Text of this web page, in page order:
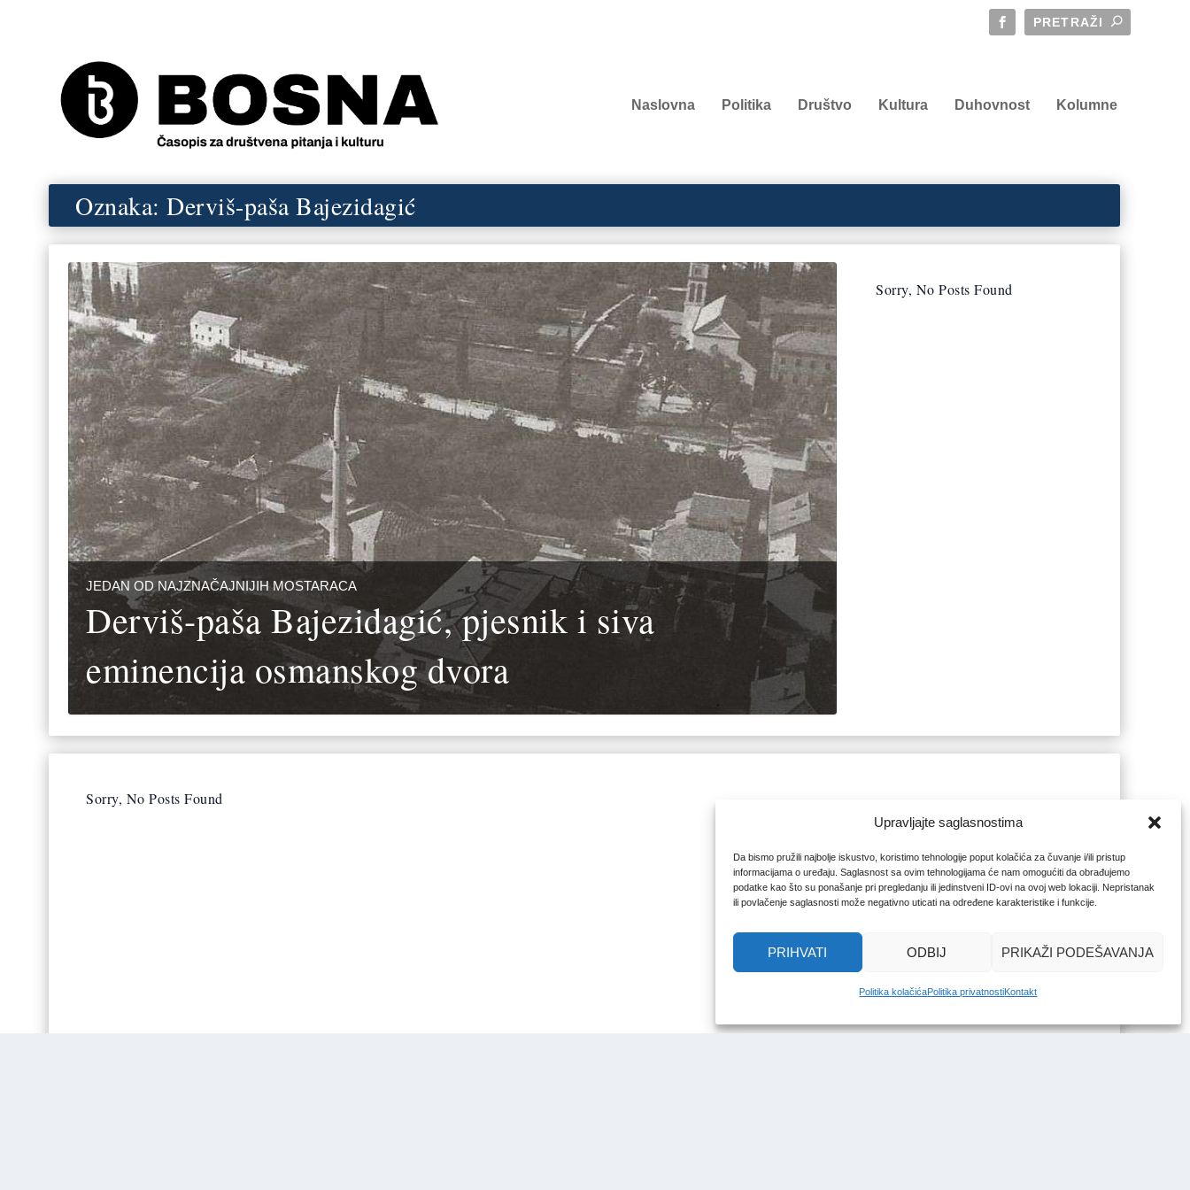
Upravljajte saglasnostima
Da bismo pružili najbolje iskustvo, koristimo tehnologije poput kolačića za čuvanje i/ili pristup
informacijama o uređaju. Saglasnost sa ovim tehnologijama će nam omogućiti da obrađujemo
podatke kao što su ponašanje pri pregledanju ili jedinstveni ID-ovi na ovoj web lokaciji. Nepristanak
ili povlačenje saglasnosti može negativno uticati na određene karakteristike i funkcije.
PRIHVATI ODBIJ PRIKAŽI PODEŠAVANJA
Politika kolačićaPolitika privatnostiKontakt
Naslovna Politika Društvo Kultura Duhovnost Kolumne
Oznaka:Derviš-paša Bajezidagić
JEDAN OD NAJZNAČAJNIJIH MOSTARACA
Derviš-paša Bajezidagić, pjesnik i siva
eminencija osmanskog dvora
Sorry, No Posts Found
Sorry, No Posts Found